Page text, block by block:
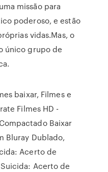
missão para
poderoso, e estão
vidas.Mas, o
único grupo de
baixar, Filmes e
Filmes HD -
Baixar
Bluray Dublado,
Acerto de
Acerto de